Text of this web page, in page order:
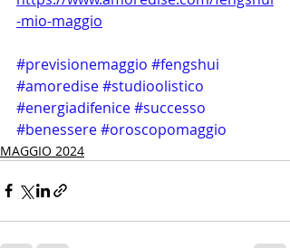
-mio-maggio
#previsionemaggio #fengshui
#amoredise#studioolistico
#energiadifenice#successo
#benessere#oroscopomaggio
MAGGIO 2024